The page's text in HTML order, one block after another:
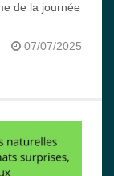
de la journée
07/07/2025